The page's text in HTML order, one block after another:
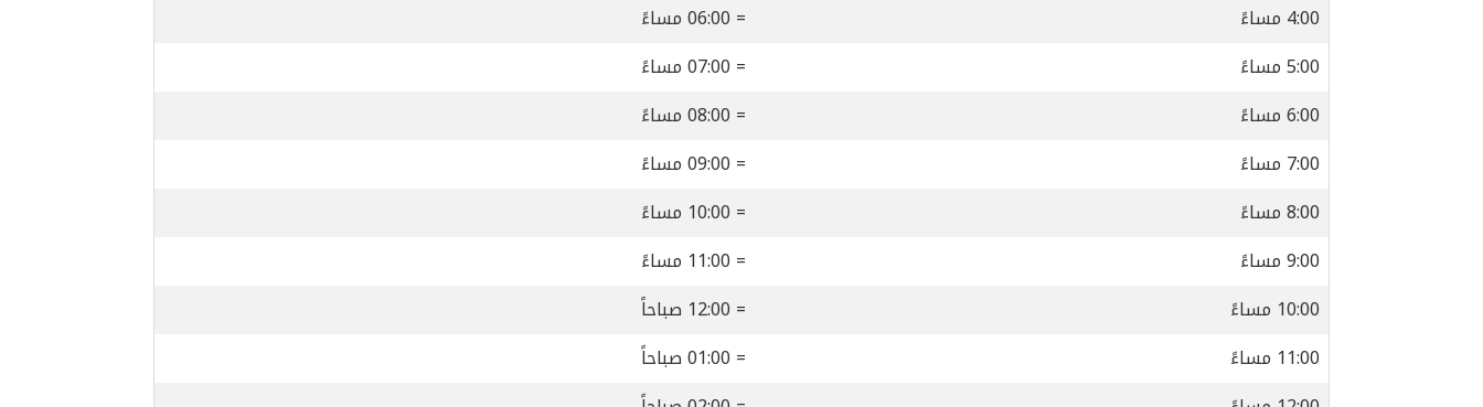
4:00 مساءً
= 06:00 مساءً
5:00 مساءً
= 07:00 مساءً
6:00 مساءً
= 08:00 مساءً
7:00 مساءً
= 09:00 مساءً
8:00 مساءً
= 10:00 مساءً
9:00 مساءً
= 11:00 مساءً
10:00 مساءً
= 12:00 صباحاً
11:00 مساءً
= 01:00 صباحاً